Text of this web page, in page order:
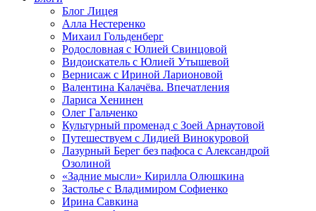
Блог Лицея
Алла Нестеренко
Михаил Гольденберг
Родословная с Юлией Свинцовой
Видоискатель с Юлией Утышевой
Вернисаж с Ириной Ларионовой
Валентина Калачёва. Впечатления
Лариса Хенинен
Олег Гальченко
Культурный променад с Зоей Арнаутовой
Путешествуем с Лидией Винокуровой
Лазурный Берег без пафоса с Александрой
Озолиной
«Задние мысли» Кирилла Олюшкина
Застолье с Владимиром Софиенко
Ирина Савкина